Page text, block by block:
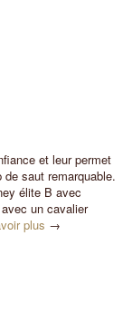
et leur permet
saut remarquable.
élite B avec
un cavalier
plus →